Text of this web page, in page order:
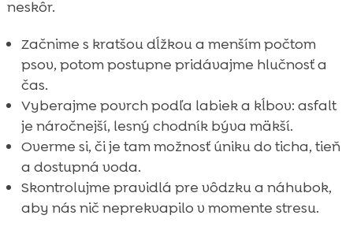
neskôr.
Začnime s kratšou dĺžkou a menším počtom
psov, potom postupne pridávajme hlučnosť a
čas.
Vyberajme povrch podľa labiek a kĺbov: asfalt
je náročnejší, lesný chodník býva mäkší.
Overme si, či je tam možnosť úniku do ticha, tieň
a dostupná voda.
Skontrolujme pravidlá pre vôdzku a náhubok,
aby nás nič neprekvapilo v momente stresu.